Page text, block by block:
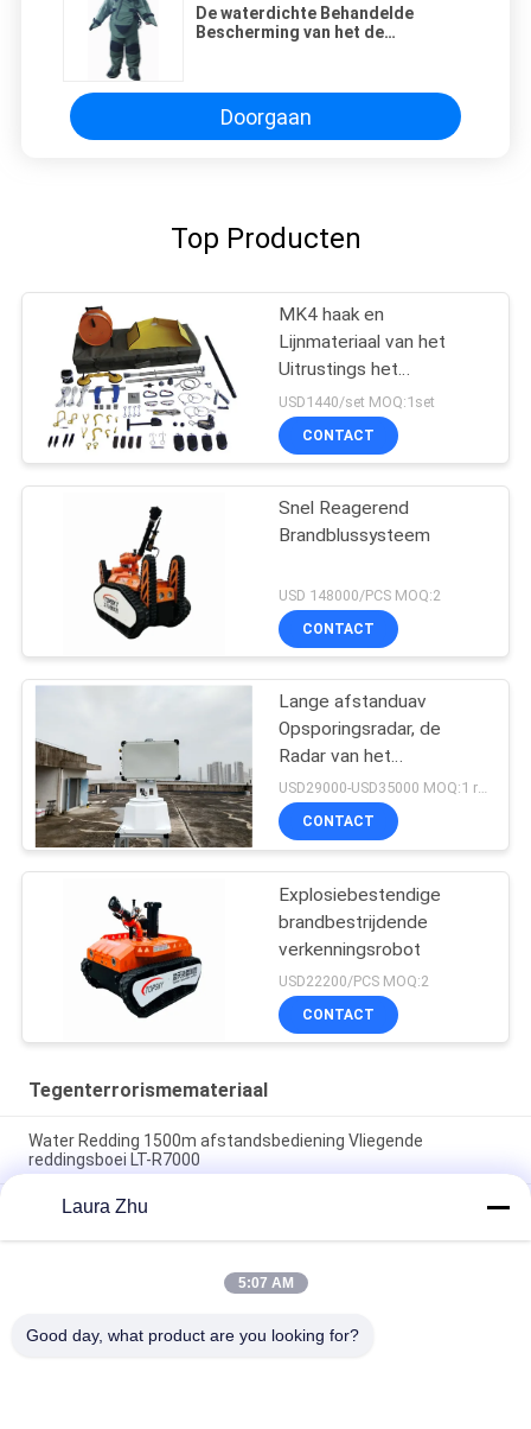
De waterdichte Behandelde
Bescherming van het de
Fragmentatie
Doorgaan
Top Producten
MK4 haak en
Lijnmateriaal van het
Uitrustings het
Tegenterrorisme voor
Handvat Verdacht
Explosief
USD1440/set MOQ:1set
CONTACT
Snel Reagerend
Brandblussysteem
USD 148000/PCS MOQ:2
CONTACT
Lange afstanduav
Opsporingsradar, de
Radar van het
Hommeltoezicht
USD29000-USD35000 MOQ:1 reeks
CONTACT
Explosiebestendige
brandbestrijdende
verkenningsrobot
USD22200/PCS MOQ:2
CONTACT
Tegenterrorismemateriaal
Water Redding 1500m afstandsbediening Vliegende
reddingsboei LT-R7000
Intrinsiek veilig laserafstandsmetingsinstrument voor
platen vereist en geïntegreerde telescoop
Explosiebestendige brandbestrijdingsrobot met 6500N
Laura Zhu
5:07 AM
Good day, what product are you looking for?